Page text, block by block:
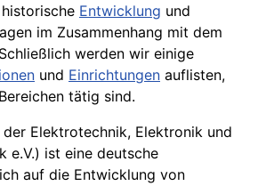
Entwicklung und
im Zusammenhang mit dem
werden wir einige
und Einrichtungen auflisten,
tätig sind.
der Elektrotechnik, Elektronik und
e.V.) ist eine deutsche
auf die Entwicklung von